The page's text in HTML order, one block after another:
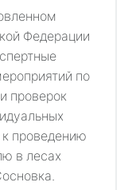
Федерации
по
проверок
проведению
в лесах